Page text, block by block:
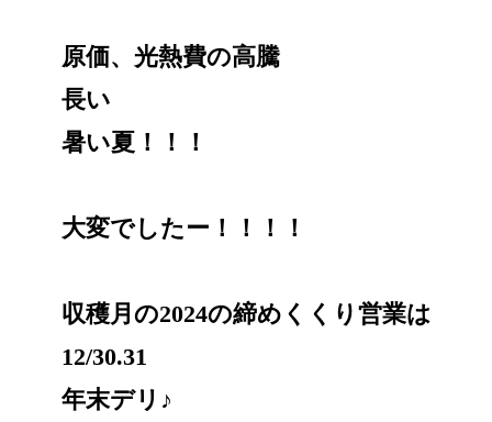
原価、光熱費の高騰
長い
暑い夏！！！
大変でしたー！！！！
収穫月の2024の締めくくり営業は
12/30.31
年末デリ♪